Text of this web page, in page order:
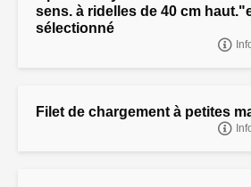
sens. à ridelles de 40 cm
sélectionné
Filet de chargement à petites